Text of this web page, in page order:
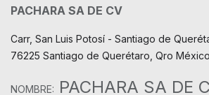
PACHARA SA DE CV
Carr, San Luis Potosí - Santiago de
76225 Santiago de Querétaro, Qro
NOMBRE: PACHARA SA DE